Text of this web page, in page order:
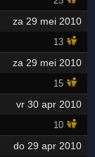
za 29 mei 2010
13
za 29 mei 2010
15
vr 30 apr 2010
10
do 29 apr 2010